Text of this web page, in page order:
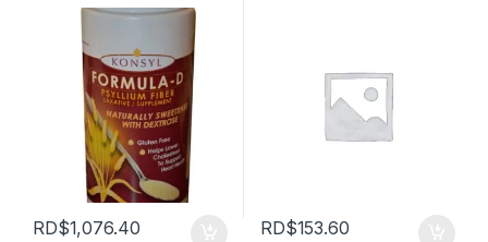
RD$1,076.40 RD$153.60